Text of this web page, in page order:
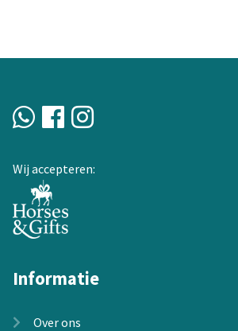
Wij accepteren:
Informatie
Over ons